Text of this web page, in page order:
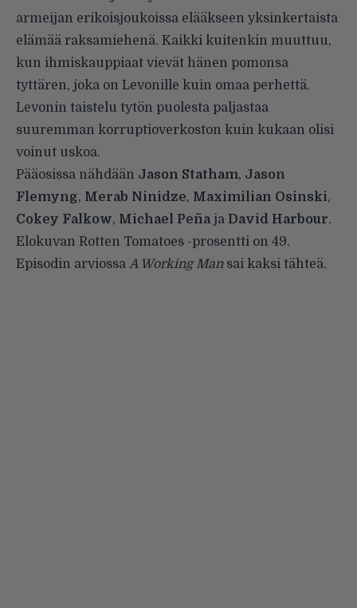
armeijan erikoisjoukoissa elääkseen yksinkertaista
elämää raksamiehenä. Kaikki kuitenkin muuttuu,
kun ihmiskauppiaat vievät hänen pomonsa
tyttären, joka on Levonille kuin omaa perhettä.
Levonin taistelu tytön puolesta paljastaa
suuremman korruptioverkoston kuin kukaan olisi
voinut uskoa.
Pääosissa nähdään Jason Statham, Jason
Flemyng, Merab Ninidze, Maximilian Osinski,
Cokey Falkow, Michael Peñaja David Harbour.
Elokuvan Rotten Tomatoes -prosentti on 49.
Episodin arviossa A Working Mansai kaksi tähteä.